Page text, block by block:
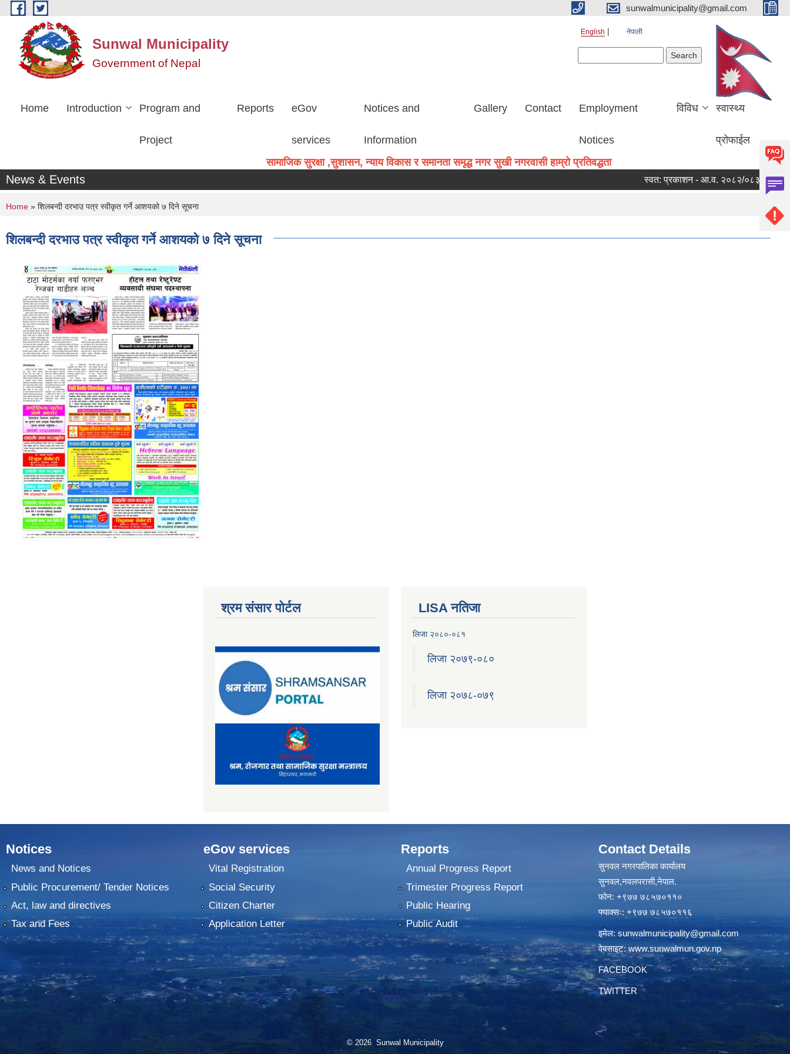
Skip to main content sunwalmunicipality@gmail.com
Sunwal Municipality
Government of Nepal
English नेपाली
Home Introduction Program and
Project
Reports eGov
services
Notices and
Information
Gallery Contact Employment
Notices
विविध स्वास्थ्य
प्रोफाईल
सामाजिक सुरक्षा ,सुशासन, न्याय विकास र समानता समृद्ध नगर सुखी नगरवासी हाम्रो प्रतिवद्धता
News & Events स्वत: प्रकाशन - आ.व. २०८२/०८३ को चौथो
You are here
Home » शिलबन्दी दरभाउ पत्र स्वीकृत गर्ने आशयको ७ दिने सूचना
शिलबन्दी दरभाउ पत्र स्वीकृत गर्ने आशयको ७ दिने सूचना
श्रम संसार पोर्टल LISA नतिजा
लिजा २०८०-०८१
लिजा २०७९-०८०
लिजा २०७८-०७९
Notices
News and Notices
Public Procurement/ Tender Notices
Act, law and directives
Tax and Fees
eGov services
Vital Registration
Social Security
Citizen Charter
Application Letter
Reports
Annual Progress Report
Trimester Progress Report
Public Hearing
Public Audit
Contact Details
सुनवल नगरपालिका कार्यालय
सुनवल,नवलपरासी,नेपाल.
फोन: +९७७ ७८५७०११०
फ्याक्सः: +९७७ ७८५७०११६
इमेल: sunwalmunicipality@gmail.com
वेबसाइट:www.sunwalmun.gov.np
FACEBOOK
TWITTER
© 2026 Sunwal Municipality